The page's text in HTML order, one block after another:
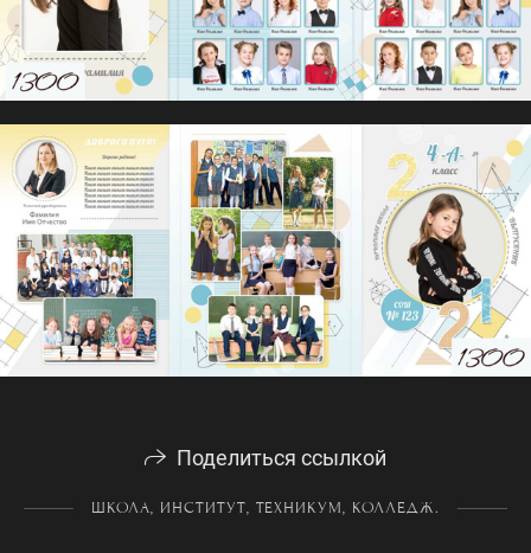
Поделиться ссылкой
ШКОЛА, ИНСТИТУТ, ТЕХНИКУМ, КОЛЛЕДЖ.